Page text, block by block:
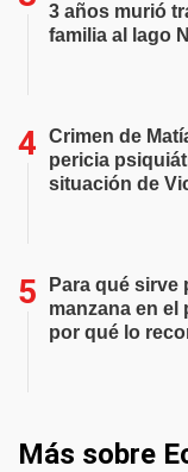
3 años murió
familia al lago
Crimen de
pericia
situación de
Para qué sirve
manzana en el
por qué lo
Más sobre